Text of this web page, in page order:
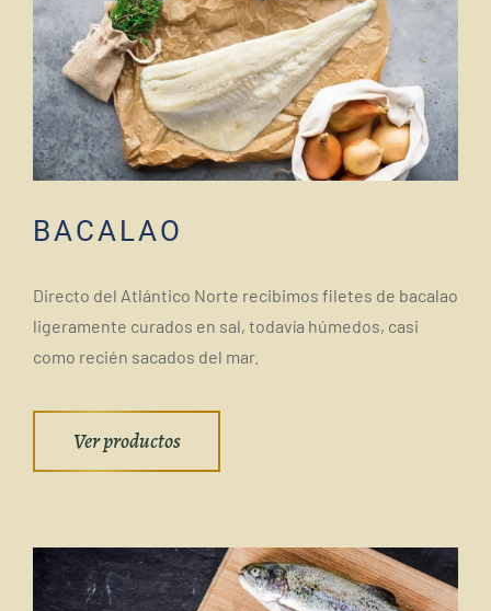
BACALAO
Directo del Atlántico Norte recibimos filetes de bacalao
ligeramente curados en sal, todavía húmedos, casi
como recién sacados del mar.
Ver productos